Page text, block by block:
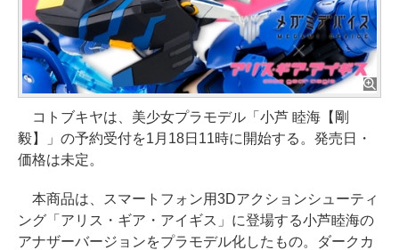
コトブキヤは、美少女プラモデル「小芦 睦海【剛
毅】」の予約受付を1月18日11時に開始する。発売日・
価格は未定。
本商品は、スマートフォン用3Dアクションシューティ
ング「アリス・ギア・アイギス」に登場する小芦睦海の
アナザーバージョンをプラモデル化したもの。ダークカ